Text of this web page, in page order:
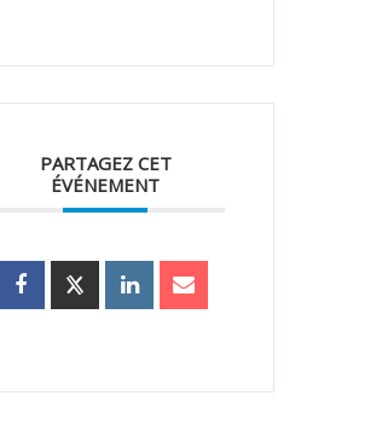
PARTAGEZ CET
ÉVÉNEMENT